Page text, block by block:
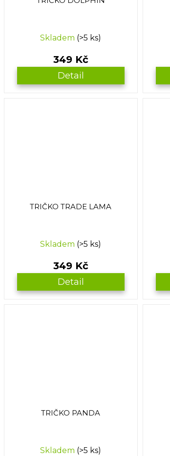
Skladem (>5 ks)
349 Kč
Detail
TRIČKO TRADE LAMA
Skladem (>5 ks)
349 Kč
Detail
TRIČKO PANDA
Skladem (>5 ks)